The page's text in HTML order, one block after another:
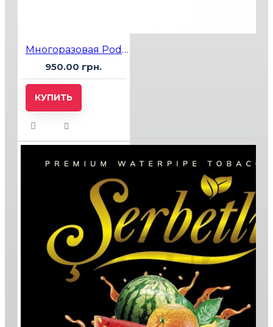
Многоразовая Pod-система Smok Arco Max Space Grey
950.00 грн.
КУПИТЬ